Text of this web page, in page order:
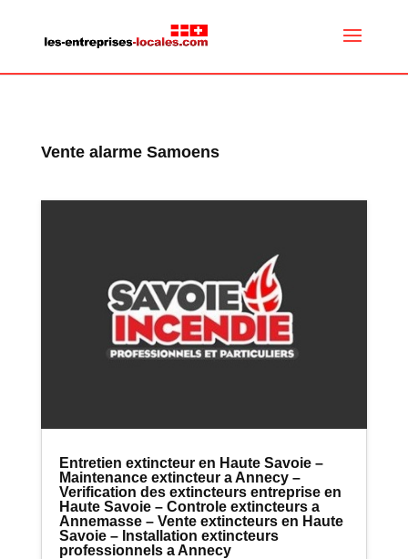
Vente alarme Samoens
Entretien extincteur en Haute Savoie –
Maintenance extincteur a Annecy –
Verification des extincteurs entreprise en
Haute Savoie – Controle extincteurs a
Annemasse – Vente extincteurs en Haute
Savoie – Installation extincteurs
professionnels a Annecy